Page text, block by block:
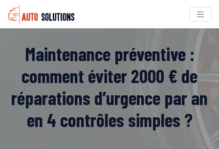
Maintenance préventive :
comment éviter 2000 € de
réparations d’urgence par an
en 4 contrôles simples ?